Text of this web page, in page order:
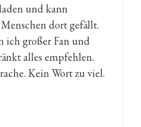
und kann
dort gefällt.
ich großer Fan und
alles empfehlen.
Kein Wort zu viel.